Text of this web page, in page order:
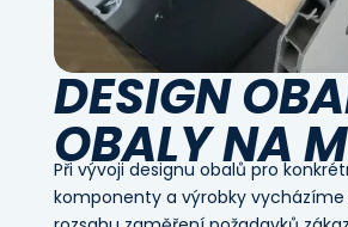
DESIGN
OBALY NA
Při vývoji designu obalů pro
komponenty a výrobky